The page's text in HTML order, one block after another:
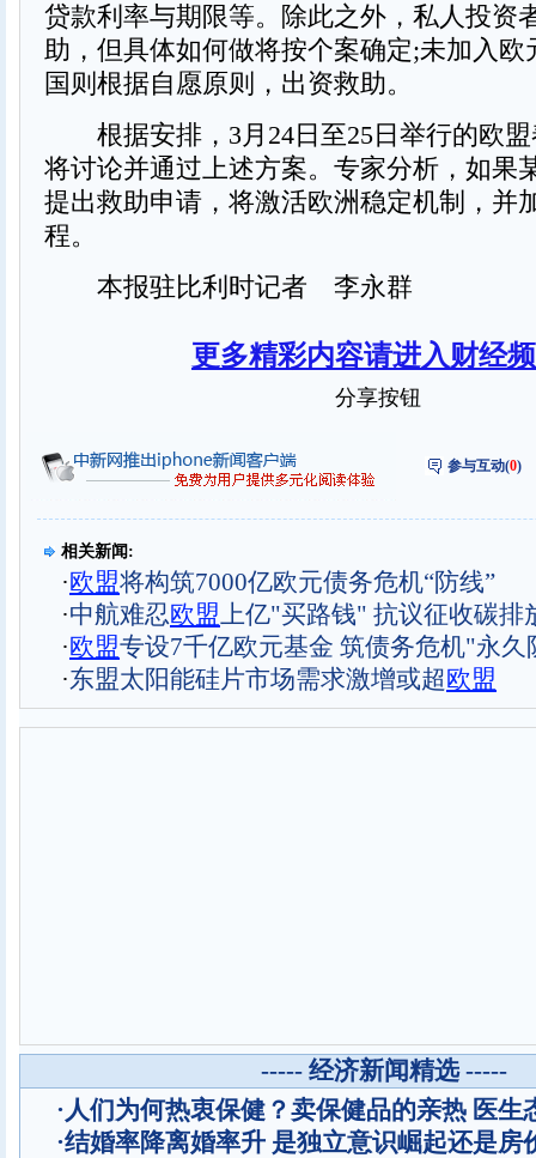
贷款利率与期限等。除此之外，私人投资
助，但具体如何做将按个案确定;未加入欧
国则根据自愿原则，出资救助。
根据安排，3月24日至25日举行的欧盟
将讨论并通过上述方案。专家分析，如果
提出救助申请，将激活欧洲稳定机制，并
程。
本报驻比利时记者 李永群
更多精彩内容请进入财经
分享按钮
参与互动(0)
相关新闻:
·欧盟将构筑7000亿欧元债务危机“防线”
·中航难忍欧盟上亿"买路钱" 抗议征收碳排
·欧盟专设7千亿欧元基金 筑债务危机"永久
·东盟太阳能硅片市场需求激增或超欧盟
----- 经济新闻精选 -----
·人们为何热衷保健？卖保健品的亲热 医生
·结婚率降离婚率升 是独立意识崛起还是房